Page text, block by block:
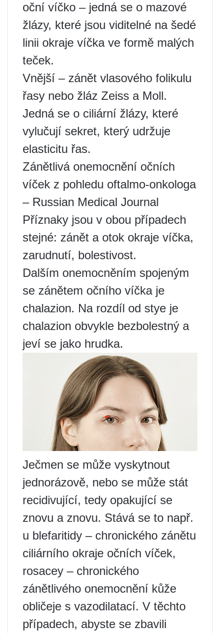
oční víčko – jedná se o mazové
žlázy, které jsou viditelné na šedé
linii okraje víčka ve formě malých
teček.
Vnější – zánět vlasového folikulu
řasy nebo žláz Zeiss a Moll.
Jedná se o ciliární žlázy, které
vylučují sekret, který udržuje
elasticitu řas.
Zánětlivá onemocnění očních
víček z pohledu oftalmo-onkologa
– Russian Medical Journal
Příznaky jsou v obou případech
stejné: zánět a otok okraje víčka,
zarudnutí, bolestivost.
Dalším onemocněním spojeným
se zánětem očního víčka je
chalazion. Na rozdíl od stye je
chalazion obvykle bezbolestný a
jeví se jako hrudka.
Ječmen se může vyskytnout
jednorázově, nebo se může stát
recidivující, tedy opakující se
znovu a znovu. Stává se to např.
u blefaritidy – chronického zánětu
ciliárního okraje očních víček,
rosacey – chronického
zánětlivého onemocnění kůže
obličeje s vazodilatací. V těchto
případech, abyste se zbavili